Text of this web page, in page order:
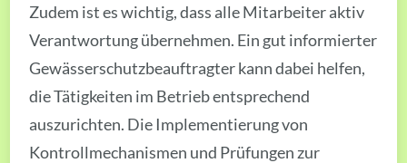
Zudem ist es wichtig, dass alle Mitarbeiter aktiv
Verantwortung übernehmen. Ein gut informierter
Gewässerschutzbeauftragter kann dabei helfen,
die Tätigkeiten im Betrieb entsprechend
auszurichten. Die Implementierung von
Kontrollmechanismen und Prüfungen zur